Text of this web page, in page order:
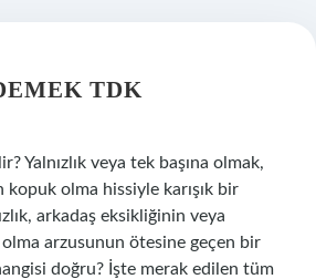
TDK
Yalnızlık veya tek başına olmak,
olma hissiyle karışık bir
arkadaş eksikliğinin veya
arzusunun ötesine geçen bir
doğru? İşte merak edilen tüm